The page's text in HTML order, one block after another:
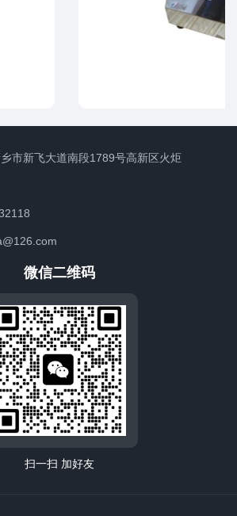
市新飞大道南段1789号高新区火炬
微信二维码
扫一扫 加好友